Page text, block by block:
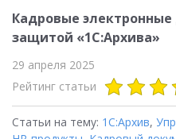
Кадровые
защитой «1С:Архива»
29 апреля 2025
Рейтинг статьи
Статьи на тему: 1С:Архив,